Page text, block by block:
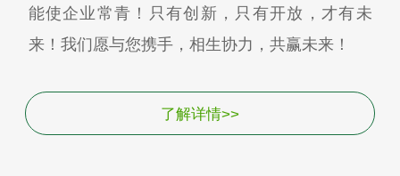
能使企业常青！只有创新，只有开放，才有未
来！我们愿与您携手，相生协力，共赢未来！
了解详情>>